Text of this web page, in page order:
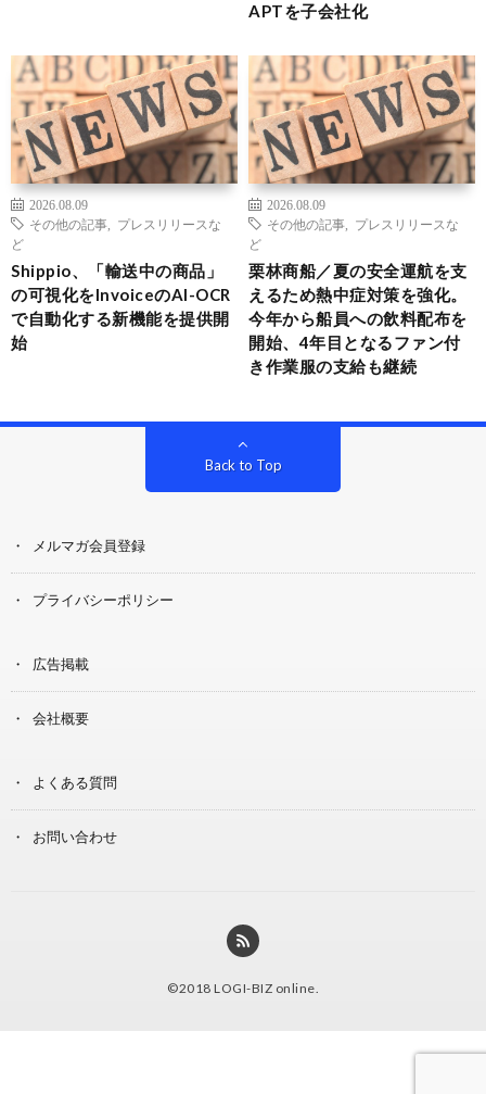
APTを子会社化
2026.08.09
その他の記事
プレスリリースな
ど
Shippio、「輸送中の商品」
の可視化をInvoiceのAI-OCR
で自動化する新機能を提供開
始
2026.08.09
その他の記事
プレスリリースな
ど
栗林商船／夏の安全運航を支
えるため熱中症対策を強化。
今年から船員への飲料配布を
開始、4年目となるファン付
き作業服の支給も継続
Back to Top
メルマガ会員登録
プライバシーポリシー
広告掲載
会社概要
よくある質問
お問い合わせ
©2018 LOGI-BIZ online